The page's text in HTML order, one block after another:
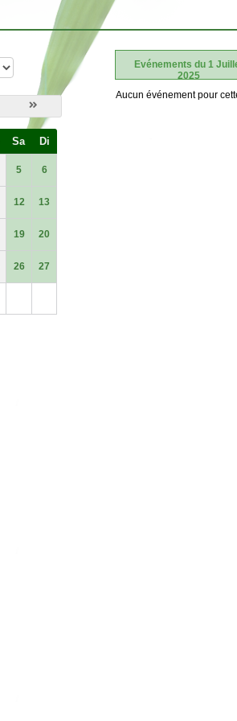
Sa Di
5 6
12 13
19 20
26 27
Evénements du 1
2025
Aucun événement pour